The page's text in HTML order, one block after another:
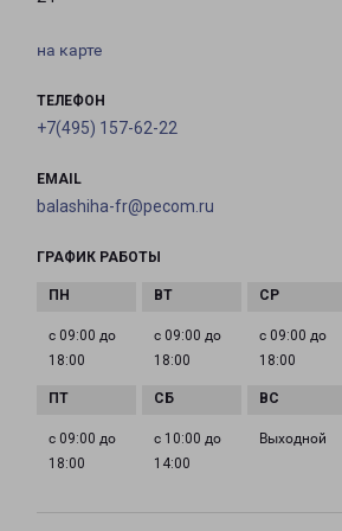
на карте
ТЕЛЕФОН
+7(495) 157-62-22
EMAIL
balashiha-fr@pecom.ru
ГРАФИК РАБОТЫ
с 09:00 до
18:00
с 09:00 до
18:00
с 09:00 до
18:00
с 09:00 до
18:00
с 10:00 до
14:00
Выходной